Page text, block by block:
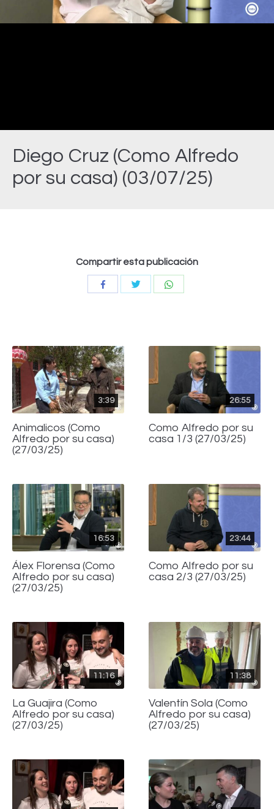
Diego Cruz (Como Alfredo
por su casa) (03/07/25)
Video
Compartir esta publicación
CompartirCompartir
3:39
Animalicos (Como
Alfredo por su casa)
(27/03/25)
26:55
Como Alfredo por su
casa 1/3 (27/03/25)
16:53
Álex Florensa (Como
Alfredo por su casa)
(27/03/25)
23:44
Como Alfredo por su
casa 2/3 (27/03/25)
11:16
La Guajira (Como
Alfredo por su casa)
(27/03/25)
11:38
Valentín Sola (Como
Alfredo por su casa)
(27/03/25)